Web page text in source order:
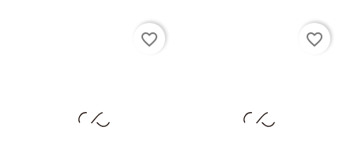
favorite_border favorite_border